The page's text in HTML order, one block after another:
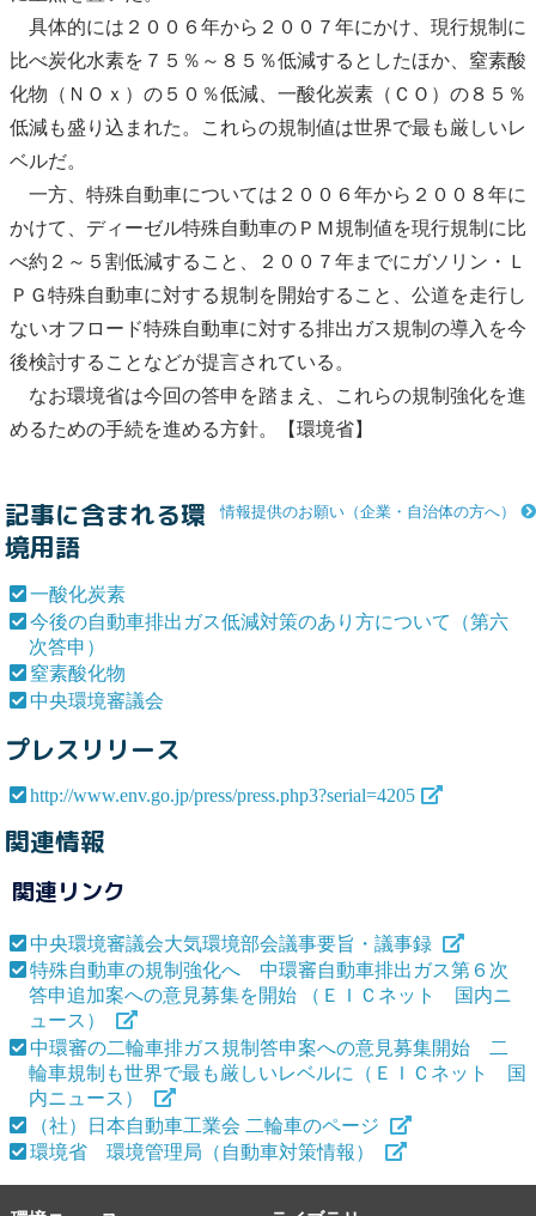
具体的には２００６年から２００７年にかけ、現行規制に
比べ炭化水素を７５％～８５％低減するとしたほか、 窒素酸
化物 （ＮＯｘ）の５０％低減、 一酸化炭素 （ＣＯ）の８５％
低減も盛り込まれた。これらの規制値は世界で最も厳しいレ
ベルだ。
一方、特殊自動車については２００６年から２００８年に
かけて、ディーゼル特殊自動車のＰＭ規制値を現行規制に比
べ約２～５割低減すること、２００７年までにガソリン・Ｌ
ＰＧ特殊自動車に対する規制を開始すること、公道を走行し
ないオフロード特殊自動車に対する排出ガス規制の導入を今
後検討することなどが提言されている。
なお環境省は今回の答申を踏まえ、これらの規制強化を進
めるための手続を進める方針。【環境省】
情報提供のお願い（企業・自治体の方へ）
記事に含まれる環
境用語
一酸化炭素
今後の自動車排出ガス低減対策のあり方について（第六
次答申）
窒素酸化物
中央環境審議会
プレスリリース
http://www.env.go.jp/press/press.php3?serial=4205
関連情報
関連リンク
中央環境審議会大気環境部会議事要旨・議事録
特殊自動車の規制強化へ 中環審自動車排出ガス第６次
答申追加案への意見募集を開始 （ＥＩＣネット 国内ニ
ュース）
中環審の二輪車排ガス規制答申案への意見募集開始 二
輪車規制も世界で最も厳しいレベルに（ＥＩＣネット 国
内ニュース）
（社）日本自動車工業会 二輪車のページ
環境省 環境管理局（自動車対策情報）